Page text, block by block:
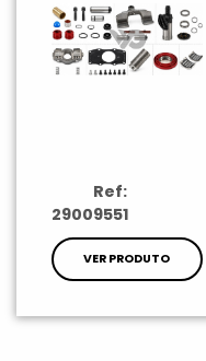
Ref:
29009551
VER PRODUTO